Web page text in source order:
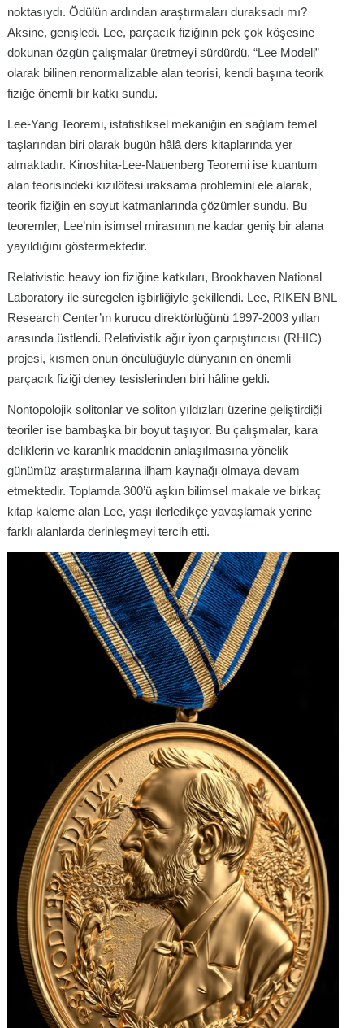
noktasıydı. Ödülün ardından araştırmaları duraksadı mı?
Aksine, genişledi. Lee, parçacık fiziğinin pek çok köşesine
dokunan özgün çalışmalar üretmeyi sürdürdü. “Lee Modeli”
olarak bilinen renormalizable alan teorisi, kendi başına teorik
fiziğe önemli bir katkı sundu.
Lee-Yang Teoremi, istatistiksel mekaniğin en sağlam temel
taşlarından biri olarak bugün hâlâ ders kitaplarında yer
almaktadır. Kinoshita-Lee-Nauenberg Teoremi ise kuantum
alan teorisindeki kızılötesi ıraksama problemini ele alarak,
teorik fiziğin en soyut katmanlarında çözümler sundu. Bu
teoremler, Lee’nin isimsel mirasının ne kadar geniş bir alana
yayıldığını göstermektedir.
Relativistic heavy ion fiziğine katkıları, Brookhaven National
Laboratory ile süregelen işbirliğiyle şekillendi. Lee, RIKEN BNL
Research Center’ın kurucu direktörlüğünü 1997-2003 yılları
arasında üstlendi. Relativistik ağır iyon çarpıştırıcısı (RHIC)
projesi, kısmen onun öncülüğüyle dünyanın en önemli
parçacık fiziği deney tesislerinden biri hâline geldi.
Nontopolojik solitonlar ve soliton yıldızları üzerine geliştirdiği
teoriler ise bambaşka bir boyut taşıyor. Bu çalışmalar, kara
deliklerin ve karanlık maddenin anlaşılmasına yönelik
günümüz araştırmalarına ilham kaynağı olmaya devam
etmektedir. Toplamda 300’ü aşkın bilimsel makale ve birkaç
kitap kaleme alan Lee, yaşı ilerledikçe yavaşlamak yerine
farklı alanlarda derinleşmeyi tercih etti.